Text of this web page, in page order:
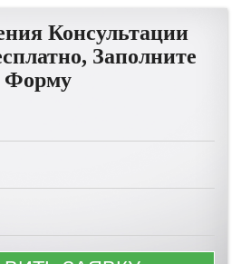
Консультации
Заполните
Форму